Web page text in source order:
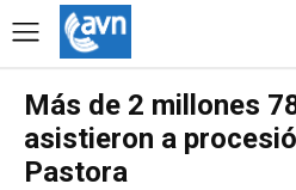
Más de 2 millones
asistieron a
Pastora